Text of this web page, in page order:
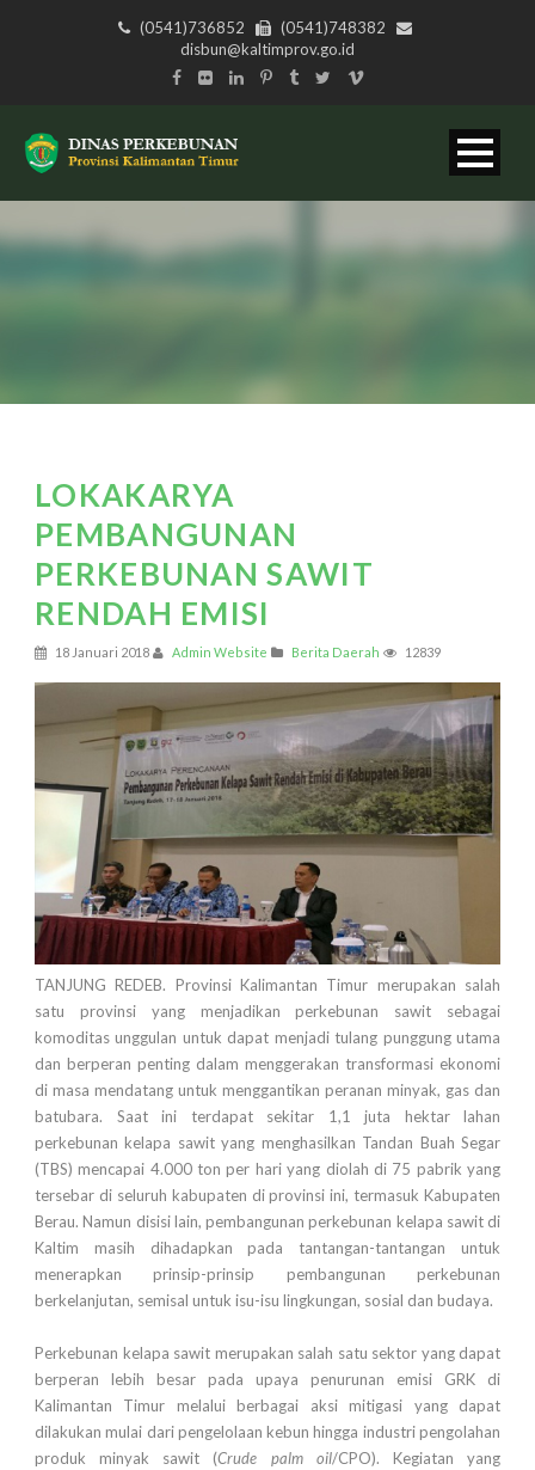
(0541)736852
(0541)748382
disbun@kaltimprov.go.id
LOKAKARYA
PEMBANGUNAN
PERKEBUNAN SAWIT
RENDAH EMISI
18 Januari 2018 Admin Website Berita Daerah 12839
TANJUNG REDEB. Provinsi Kalimantan Timur merupakan salah
satu provinsi yang menjadikan perkebunan sawit sebagai
komoditas unggulan untuk dapat menjadi tulang punggung utama
dan berperan penting dalam menggerakan transformasi ekonomi
di masa mendatang untuk menggantikan peranan minyak, gas dan
batubara. Saat ini terdapat sekitar 1,1 juta hektar lahan
perkebunan kelapa sawit yang menghasilkan Tandan Buah Segar
(TBS) mencapai 4.000 ton per hari yang diolah di 75 pabrik yang
tersebar di seluruh kabupaten di provinsi ini, termasuk Kabupaten
Berau. Namun disisi lain, pembangunan perkebunan kelapa sawit di
Kaltim masih dihadapkan pada tantangan-tantangan untuk
menerapkan prinsip-prinsip pembangunan perkebunan
berkelanjutan, semisal untuk isu-isu lingkungan, sosial dan budaya.
Perkebunan kelapa sawit merupakan salah satu sektor yang dapat
berperan lebih besar pada upaya penurunan emisi GRK di
Kalimantan Timur melalui berbagai aksi mitigasi yang dapat
dilakukan mulai dari pengelolaan kebun hingga industri pengolahan
produk minyak sawit (Crude palm oil/CPO). Kegiatan yang